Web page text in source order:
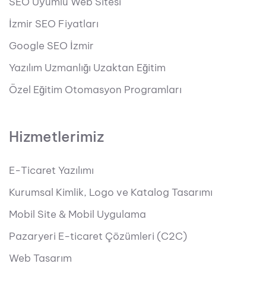
İzmir SEO Fiyatları
Google SEO İzmir
Yazılım Uzmanlığı Uzaktan Eğitim
Özel Eğitim Otomasyon Programları
Hizmetlerimiz
E-Ticaret Yazılımı
Kurumsal Kimlik, Logo ve Katalog Tasarımı
Mobil Site & Mobil Uygulama
Pazaryeri E-ticaret Çözümleri (C2C)
Web Tasarım